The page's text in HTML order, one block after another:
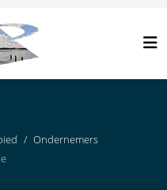
Ondernemers